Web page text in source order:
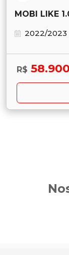
MOBI LIKE
2022/2023
R$ 58.900